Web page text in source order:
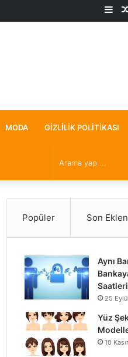
MODA GIZLILIK POLITIKASI
Popüler Son
Aynı
Saatleri
25
Yüz
10